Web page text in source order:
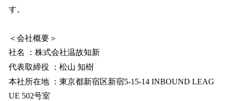
す。
＜会社概要＞
社名 ：株式会社温故知新
代表取締役 ：松山 知樹
本社所在地 ：東京都新宿区新宿5-15-14 INBOUND LEAG
UE 502号室